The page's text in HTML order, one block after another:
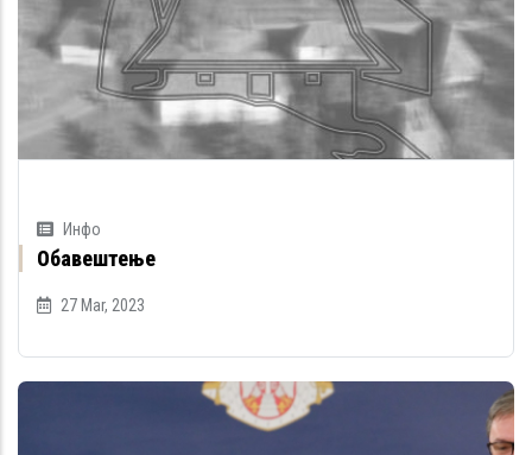
Инфо
Обавештење
27 Mar, 2023